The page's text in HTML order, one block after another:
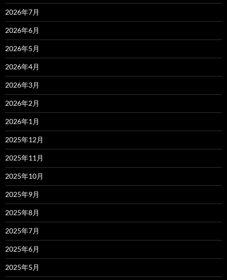
2026年7月
2026年6月
2026年5月
2026年4月
2026年3月
2026年2月
2026年1月
2025年12月
2025年11月
2025年10月
2025年9月
2025年8月
2025年7月
2025年6月
2025年5月